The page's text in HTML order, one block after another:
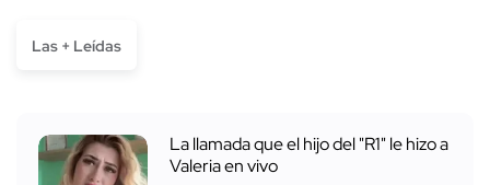
Las + Leídas
La llamada que el hijo del "R1" le hizo a
Valeria en vivo